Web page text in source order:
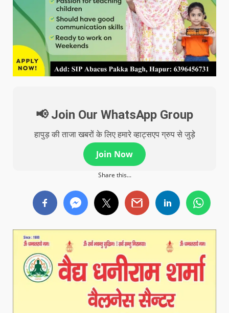
📢 Join Our WhatsApp Group
हापुड़ की ताजा खबरों के लिए हमारे व्हाट्सएप ग्रुप से जुड़े
Join Now
Share this...